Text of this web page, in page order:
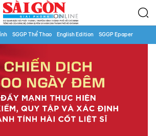
SGGP Thể Thao English Edition SGGP Epaper